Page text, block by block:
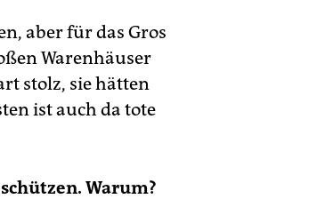
aber für das Gros
Warenhäuser
stolz, sie hätten
ist auch da tote
Warum?